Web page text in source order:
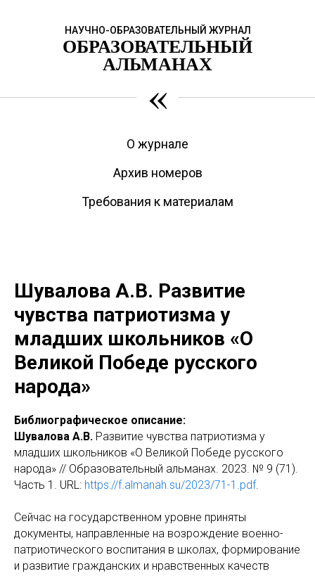
НАУЧНО-ОБРАЗОВАТЕЛЬНЫЙ ЖУРНАЛ
ОБРАЗОВАТЕЛЬНЫЙ
АЛЬМАНАХ
«
О журнале
Архив номеров
Требования к материалам
Шувалова А.В. Развитие
чувства патриотизма у
младших школьников «О
Великой Победе русского
народа»
Библиографическое описание:
Шувалова А.В. Развитие чувства патриотизма у
младших школьников «О Великой Победе русского
народа» // Образовательный альманах. 2023. № 9 (71).
Часть 1. URL: https://f.almanah.su/2023/71-1.pdf.
Сейчас на государственном уровне приняты
документы, направленные на возрождение военно-
патриотического воспитания в школах, формирование
и развитие гражданских и нравственных качеств